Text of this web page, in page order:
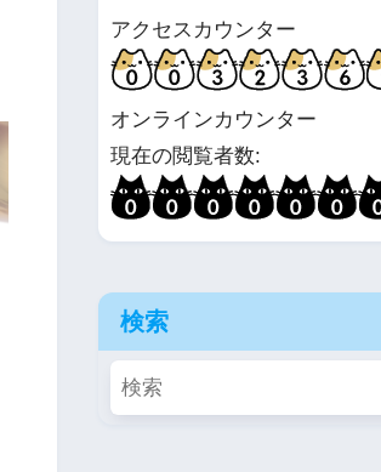
アクセスカウンター
オンラインカウンター
現在の閲覧者数:
検索